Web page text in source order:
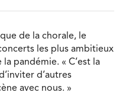
de la chorale, le
les plus ambitieux
pandémie. « C’est la
d’autres
avec nous. »